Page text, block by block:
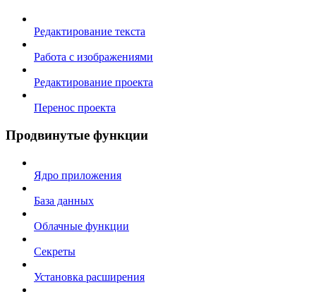
Редактирование текста
Работа с изображениями
Редактирование проекта
Перенос проекта
Продвинутые функции
Ядро приложения
База данных
Облачные функции
Секреты
Установка расширения